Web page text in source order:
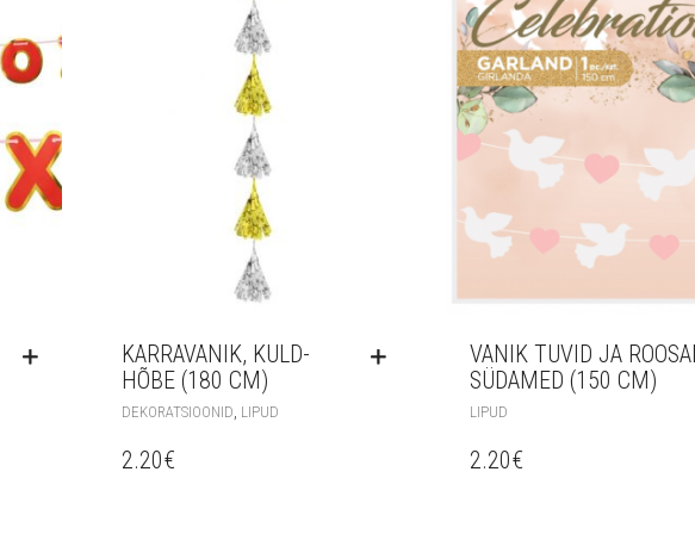
KARRAVANIK, KULD-
HÕBE (180 CM)
DEKORATSIOONID LIPUD
2.20€
VANIK TUVID JA
SÜDAMED (150 CM)
LIPUD
2.20€